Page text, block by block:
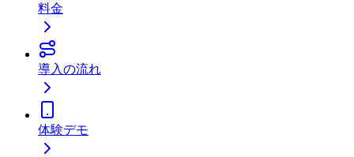
料金
導入の流れ
体験デモ